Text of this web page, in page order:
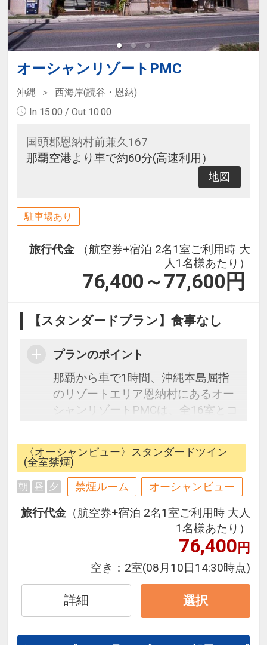
オーシャンリゾートPMC
沖縄
西海岸(読谷・恩納)
In 15:00 / Out 10:00
国頭郡恩納村前兼久167
那覇空港より車で約60分(高速利用）
地図
駐車場あり
旅行代金
（航空券+宿泊 2名1室ご利用時 大
人1名様あたり）
76,400～77,600 円
【スタンダードプラン】食事なし
プランのポイント
那覇から車で1時間、沖縄本島屈指
のリゾートエリア恩納村にあるオー
シャンリゾートPMCは、全16室とコ
プ・レストラン外観併設された、コ
ンドミニアムタイプのホテルです。
ここに泊まれば、食事もマリン体験
も自由に楽しむことができます。
”暮らすように泊まって”沖縄を満喫
してください。
恩納村前兼久港すぐ！すべてのおひ
ゃから海を眺めることができます。
ダイビング・シュノーケルの出港場
所なので、マリンスポーツを楽しむ
ことができます。
〈オーシャンビュー〉スタンダードツイン
(全室禁煙)
朝 昼 夕 禁煙ルーム オーシャンビュー
旅行代金 （航空券+宿泊 2名1室ご利用時 大人
1名様あたり）
76,400円
空き： 2室(08月10日14:30時点)
詳細 選択